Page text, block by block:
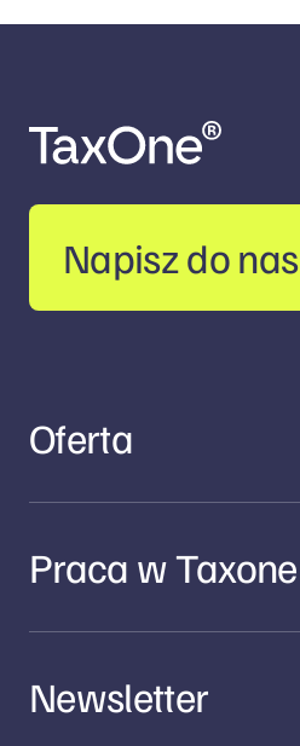
Napisz do nas
Oferta
Praca w Taxone
Newsletter